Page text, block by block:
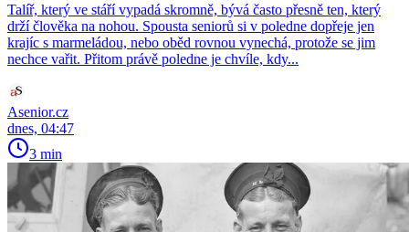
Talíř, který ve stáří vypadá skromně, bývá často přesně ten, který
drží člověka na nohou. Spousta seniorů si v poledne dopřeje jen
krajíc s marmeládou, nebo oběd rovnou vynechá, protože se jim
nechce vařit. Přitom právě poledne je chvíle, kdy...
Asenior.cz
dnes, 04:47
3 min